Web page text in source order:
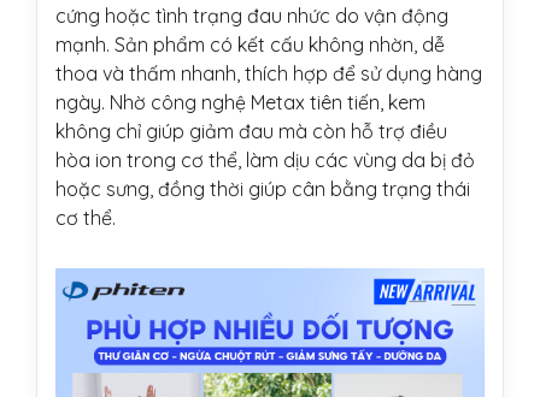
cứng hoặc tình trạng đau nhức do vận động
mạnh. Sản phẩm có kết cấu không nhờn, dễ
thoa và thấm nhanh, thích hợp để sử dụng hàng
ngày. Nhờ công nghệ Metax tiên tiến, kem
không chỉ giúp giảm đau mà còn hỗ trợ điều
hòa ion trong cơ thể, làm dịu các vùng da bị đỏ
hoặc sưng, đồng thời giúp cân bằng trạng thái
cơ thể.